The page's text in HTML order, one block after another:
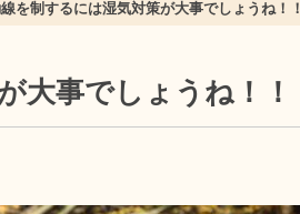
を制するには湿気対策が大事でしょうね！！
大事でしょうね！！